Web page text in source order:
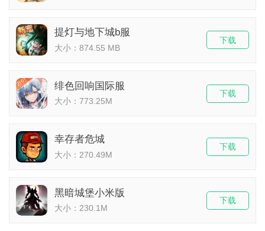
提灯与地下城b服
大小：874.55 MB
下载
绯色回响国际服
大小：773.25M
下载
幸存者危城
大小：270.49M
下载
黑暗城堡小米版
大小：230.1M
下载